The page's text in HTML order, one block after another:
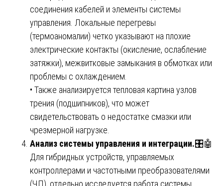
соединения кабелей и элементы системы
управления. Локальные перегревы
(термоаномалии) четко указывают на плохие
электрические контакты (окисление, ослабление
затяжки), межвитковые замыкания в обмотках или
проблемы с охлаждением.
• Также анализируется тепловая картина узлов
трения (подшипников), что может
свидетельствовать о недостатке смазки или
чрезмерной нагрузке.
Анализ системы управления и интеграции.🎛️🤖
Для гибридных устройств, управляемых
контроллерами и частотными преобразователями
(ЧП), отдельно исследуется работа системы